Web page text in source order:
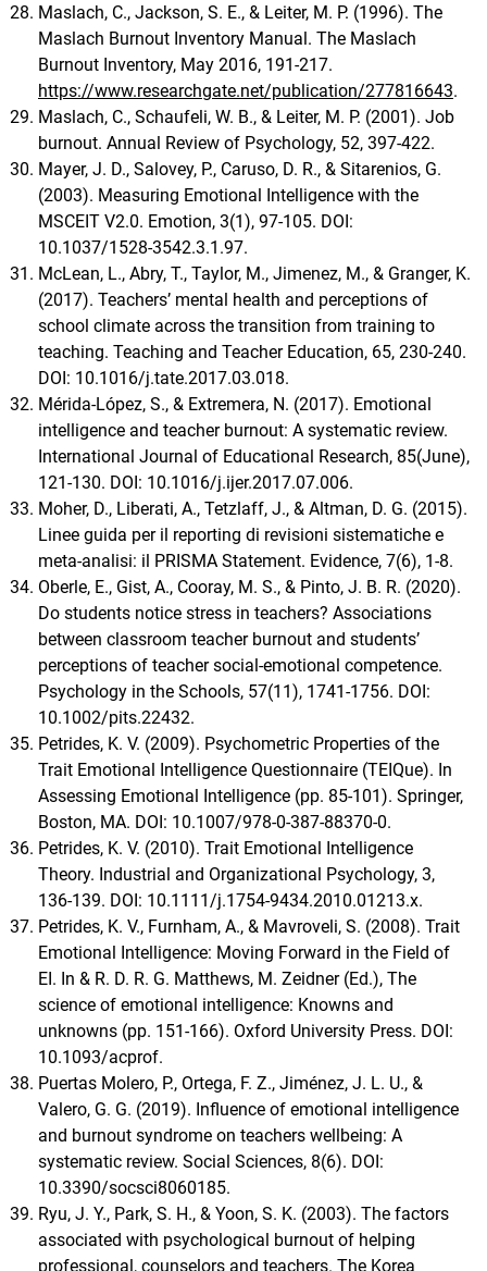
Maslach, C., Jackson, S. E., & Leiter, M. P. (1996). The
Maslach Burnout Inventory Manual. The Maslach
Burnout Inventory, May 2016, 191-217.
https://www.researchgate.net/publication/277816643.
Maslach, C., Schaufeli, W. B., & Leiter, M. P. (2001). Job
burnout. Annual Review of Psychology, 52, 397-422.
Mayer, J. D., Salovey, P., Caruso, D. R., & Sitarenios, G.
(2003). Measuring Emotional Intelligence with the
MSCEIT V2.0. Emotion, 3(1), 97-105. DOI:
10.1037/1528-3542.3.1.97.
McLean, L., Abry, T., Taylor, M., Jimenez, M., & Granger, K.
(2017). Teachers’ mental health and perceptions of
school climate across the transition from training to
teaching. Teaching and Teacher Education, 65, 230-240.
DOI: 10.1016/j.tate.2017.03.018.
Mérida-López, S., & Extremera, N. (2017). Emotional
intelligence and teacher burnout: A systematic review.
International Journal of Educational Research, 85(June),
121-130. DOI: 10.1016/j.ijer.2017.07.006.
Moher, D., Liberati, A., Tetzlaff, J., & Altman, D. G. (2015).
Linee guida per il reporting di revisioni sistematiche e
meta-analisi: il PRISMA Statement. Evidence, 7(6), 1-8.
Oberle, E., Gist, A., Cooray, M. S., & Pinto, J. B. R. (2020).
Do students notice stress in teachers? Associations
between classroom teacher burnout and students’
perceptions of teacher social-emotional competence.
Psychology in the Schools, 57(11), 1741-1756. DOI:
10.1002/pits.22432.
Petrides, K. V. (2009). Psychometric Properties of the
Trait Emotional Intelligence Questionnaire (TEIQue). In
Assessing Emotional Intelligence (pp. 85-101). Springer,
Boston, MA. DOI: 10.1007/978-0-387-88370-0.
Petrides, K. V. (2010). Trait Emotional Intelligence
Theory. Industrial and Organizational Psychology, 3,
136-139. DOI: 10.1111/j.1754-9434.2010.01213.x.
Petrides, K. V., Furnham, A., & Mavroveli, S. (2008). Trait
Emotional Intelligence: Moving Forward in the Field of
EI. In & R. D. R. G. Matthews, M. Zeidner (Ed.), The
science of emotional intelligence: Knowns and
unknowns (pp. 151-166). Oxford University Press. DOI:
10.1093/acprof.
Puertas Molero, P., Ortega, F. Z., Jiménez, J. L. U., &
Valero, G. G. (2019). Influence of emotional intelligence
and burnout syndrome on teachers wellbeing: A
systematic review. Social Sciences, 8(6). DOI:
10.3390/socsci8060185.
Ryu, J. Y., Park, S. H., & Yoon, S. K. (2003). The factors
associated with psychological burnout of helping
professional, counselors and teachers. The Korea